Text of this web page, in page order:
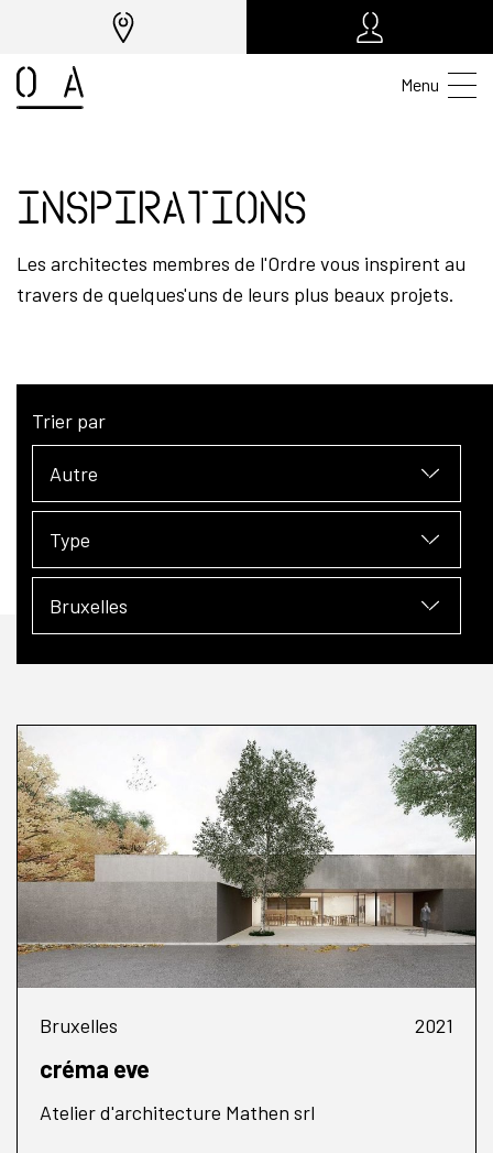
Menu
Inspirations
Les architectes membres de l'Ordre vous inspirent au
travers de quelques'uns de leurs plus beaux projets.
Trier par
Autre
Type
Bruxelles
Bruxelles 2021
créma eve
Atelier d'architecture Mathen srl